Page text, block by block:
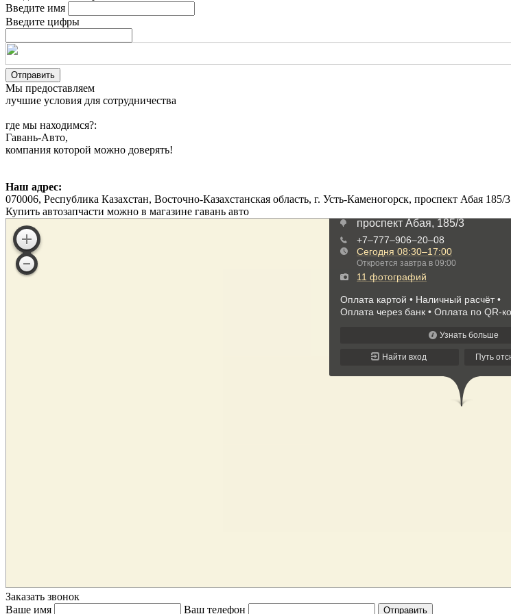
Введите имя
Введите цифры
Мы предоставляем
лучшие условия для сотрудничества
где мы находимся?:
Гавань-Авто,
компания которой можно доверять!
Наш адрес:
070006, Республика Казахстан, Восточно-Казахстанская область, г. Усть-Каменогорск, проспект Абая 185/3
Купить автозапчасти можно в магазине гавань авто
Заказать звонок
Ваше имя
Ваш телефон